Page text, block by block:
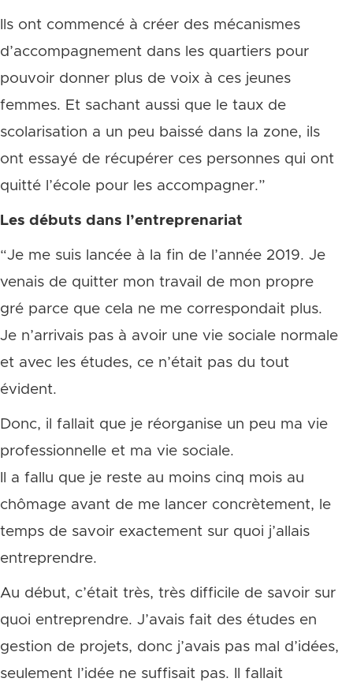
Ils ont commencé à créer des mécanismes
d’accompagnement dans les quartiers pour
pouvoir donner plus de voix à ces jeunes
femmes. Et sachant aussi que le taux de
scolarisation a un peu baissé dans la zone, ils
ont essayé de récupérer ces personnes qui ont
quitté l’école pour les accompagner.”
Les débuts dans l’entreprenariat
“Je me suis lancée à la fin de l’année 2019. Je
venais de quitter mon travail de mon propre
gré parce que cela ne me correspondait plus.
Je n’arrivais pas à avoir une vie sociale normale
et avec les études, ce n’était pas du tout
évident.
Donc, il fallait que je réorganise un peu ma vie
professionnelle et ma vie sociale.
Il a fallu que je reste au moins cinq mois au
chômage avant de me lancer concrètement, le
temps de savoir exactement sur quoi j’allais
entreprendre.
Au début, c’était très, très difficile de savoir sur
quoi entreprendre. J’avais fait des études en
gestion de projets, donc j’avais pas mal d’idées,
seulement l’idée ne suffisait pas. Il fallait